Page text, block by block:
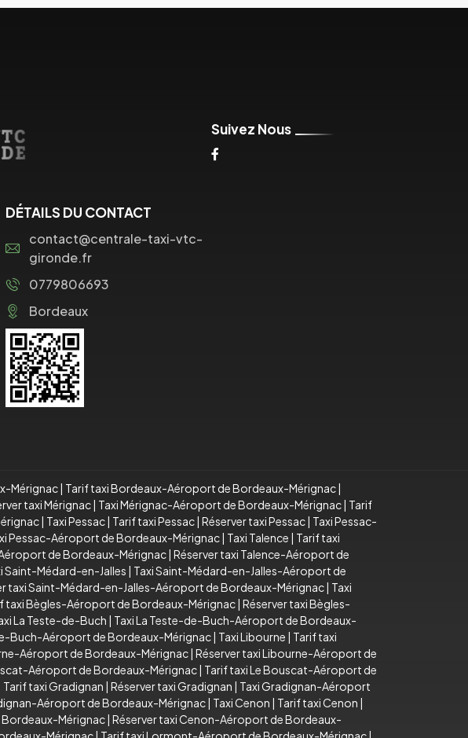
Suivez Nous
DÉTAILS DU CONTACT
contact@centrale-taxi-vtc-
gironde.fr
0779806693
Bordeaux
Mérignac Tarif taxi Bordeaux-Aéroport de Bordeaux-Mérignac
taxi Mérignac Taxi Mérignac-Aéroport de Bordeaux-Mérignac Tarif
Taxi Pessac Tarif taxi Pessac Réserver taxi Pessac Taxi Pessac-
Pessac-Aéroport de Bordeaux-Mérignac Taxi Talence
Tarif taxi
de Bordeaux-Mérignac Réserver taxi Talence-Aéroport de
Saint-Médard-en-Jalles
Taxi Saint-Médard-en-Jalles-Aéroport de
taxi Saint-Médard-en-Jalles-Aéroport de Bordeaux-Mérignac Taxi
taxi Bègles-Aéroport de Bordeaux-Mérignac Réserver taxi Bègles-
La Teste-de-Buch
Taxi La Teste-de-Buch-Aéroport de Bordeaux-
Buch-Aéroport de Bordeaux-Mérignac Taxi Libourne
Tarif taxi
Aéroport de Bordeaux-Mérignac Réserver taxi Libourne-Aéroport de
Aéroport de Bordeaux-Mérignac Tarif taxi Le Bouscat-Aéroport de
Tarif taxi Gradignan Réserver taxi Gradignan
Taxi Gradignan-Aéroport
Aéroport de Bordeaux-Mérignac Taxi Cenon Tarif taxi Cenon
Mérignac Réserver taxi Cenon-Aéroport de Bordeaux-